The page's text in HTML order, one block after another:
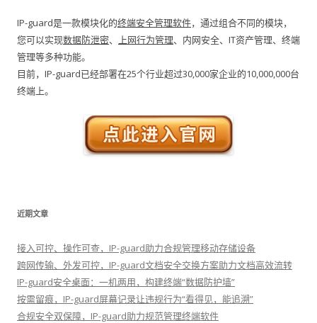
IP-guard是一款模块化的终端安全管理软件，通过组合不同的模块，
您可以实现数据防泄密、 上网行为管理、内网安全、IT资产管理、终端
管理等多种功能。
目前，IP-guard已经部署在25个行业超过30,000家企业的10,000,000台
终端上。
近期文章
接入可控、操作可查，IP-guard助力合规管理移动存储设备
跨网传输、外发可控，IP-guard文档安全交换方案助力文档高效流转
IP-guard安全桌面：一机两用，构建终端“数据防护墙”
按需留痕，IP-guard屏幕记录让违规行为“看得见，能追溯”
合规安全双保障，IP-guard助力规范管理终端软件